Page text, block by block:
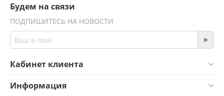
Будем на связи
ПОДПИШИТЕСЬ НА НОВОСТИ
Кабинет клиента
Информация